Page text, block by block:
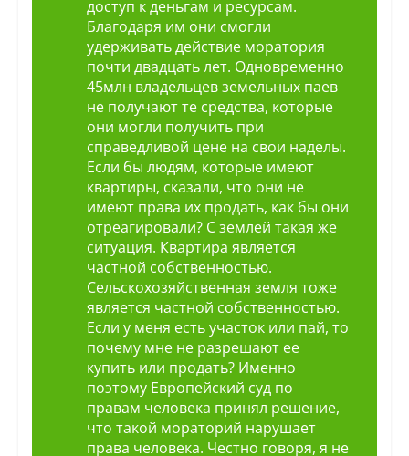
доступ к деньгам и ресурсам.
Благодаря им они смогли
удерживать действие моратория
почти двадцать лет. Одновременно
45млн владельцев земельных паев
не получают те средства, которые
они могли получить при
справедливой цене на свои наделы.
Если бы людям, которые имеют
квартиры, сказали, что они не
имеют права их продать, как бы они
отреагировали? С землей такая же
ситуация. Квартира является
частной собственностью.
Сельскохозяйственная земля тоже
является частной собственностью.
Если у меня есть участок или пай, то
почему мне не разрешают ее
купить или продать? Именно
поэтому Европейский суд по
правам человека принял решение,
что такой мораторий нарушает
права человека. Честно говоря, я не